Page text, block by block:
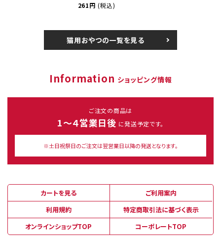
261円 (税込)
猫用おやつの一覧を見る
Information ショッピング情報
ご注文の商品は
1～４営業日後 に発送予定です。
※土日祝祭日のご注文は翌営業日以降の発送となります。
カートを見る
ご利用案内
利用規約
特定商取引法に基づく表示
オンラインショップTOP
コーポレートTOP